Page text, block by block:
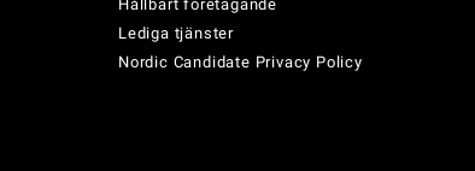
Hållbart företagande
Lediga tjänster
Nordic Candidate Privacy Policy